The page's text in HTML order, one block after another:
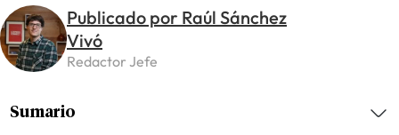
Publicado por Raúl Sánchez
Vivó
Redactor Jefe
Sumario